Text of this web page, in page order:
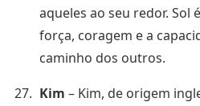
aqueles ao seu redor. Sol
força, coragem e a
caminho dos outros.
Kim – Kim, de origem